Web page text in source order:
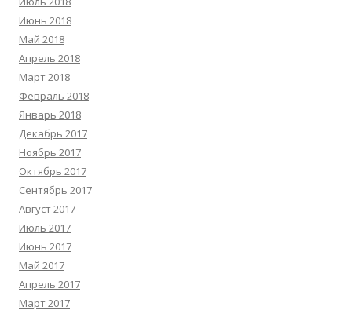
Июнь 2018
Май 2018
Апрель 2018
Март 2018
Февраль 2018
Январь 2018
Декабрь 2017
Ноябрь 2017
Октябрь 2017
Сентябрь 2017
Август 2017
Июль 2017
Июнь 2017
Май 2017
Апрель 2017
Март 2017